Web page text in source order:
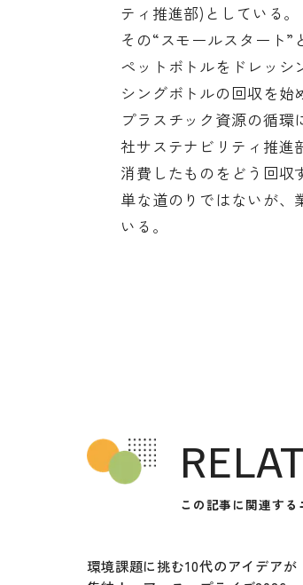
ティ推進部)としている。
その“スモールスタート
ペットボトルをドレッシ
シングボトルの回収を始
プラスチック資源の循
社サステナビリティ推進
消費したものをどう回収
単な道のりではないが、
いる。
この記事に関連する
環境課題に挑む10代のアイデアが